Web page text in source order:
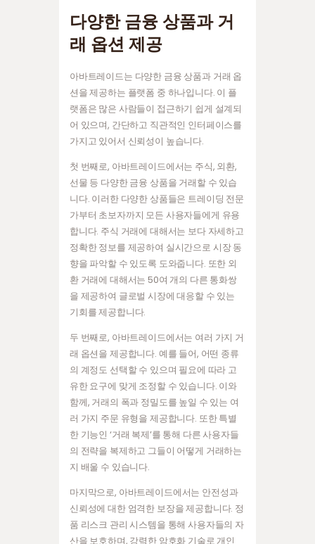
다양한 금융 상품과 거
래 옵션 제공
아바트레이드는 다양한 금융 상품과 거래 옵
션을 제공하는 플랫폼 중 하나입니다. 이 플
랫폼은 많은 사람들이 접근하기 쉽게 설계되
어 있으며, 간단하고 직관적인 인터페이스를
가지고 있어서 신뢰성이 높습니다.
첫 번째로, 아바트레이드에서는 주식, 외환,
선물 등 다양한 금융 상품을 거래할 수 있습
니다. 이러한 다양한 상품들은 트레이딩 전문
가부터 초보자까지 모든 사용자들에게 유용
합니다. 주식 거래에 대해서는 보다 자세하고
정확한 정보를 제공하여 실시간으로 시장 동
향을 파악할 수 있도록 도와줍니다. 또한 외
환 거래에 대해서는 50여 개의 다른 통화쌍
을 제공하여 글로벌 시장에 대응할 수 있는
기회를 제공합니다.
두 번째로, 아바트레이드에서는 여러 가지 거
래 옵션을 제공합니다. 예를 들어, 어떤 종류
의 계정도 선택할 수 있으며 필요에 따라 고
유한 요구에 맞게 조정할 수 있습니다. 이와
함께, 거래의 폭과 정밀도를 높일 수 있는 여
러 가지 주문 유형을 제공합니다. 또한 특별
한 기능인 ‘거래 복제’를 통해 다른 사용자들
의 전략을 복제하고 그들이 어떻게 거래하는
지 배울 수 있습니다.
마지막으로, 아바트레이드에서는 안전성과
신뢰성에 대한 엄격한 보장을 제공합니다. 정
품 리스크 관리 시스템을 통해 사용자들의 자
산을 보호하며, 강력한 암호화 기술로 개인